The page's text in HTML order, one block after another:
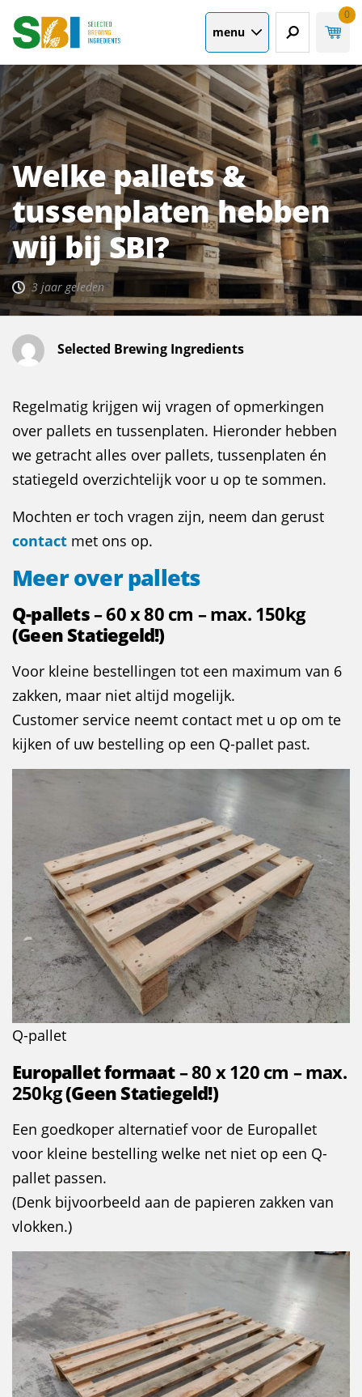
menu
0
Welke pallets &
tussenplaten hebben
wij bij SBI?
3 jaar geleden
Selected Brewing Ingredients
Regelmatig krijgen wij vragen of opmerkingen
over pallets en tussenplaten. Hieronder hebben
we getracht alles over pallets, tussenplaten én
statiegeld overzichtelijk voor u op te sommen.
Mochten er toch vragen zijn, neem dan gerust
contact met ons op.
Meer over pallets
Q-pallets– 60 x 80 cm – max. 150kg
(Geen Statiegeld!)
Voor kleine bestellingen tot een maximum van 6
zakken, maar niet altijd mogelijk.
Customer service neemt contact met u op om te
kijken of uw bestelling op een Q-pallet past.
Q-pallet
Europallet formaat– 80 x 120 cm – max.
250kg(Geen Statiegeld!)
Een goedkoper alternatief voor de Europallet
voor kleine bestelling welke net niet op een Q-
pallet passen.
(Denk bijvoorbeeld aan de papieren zakken van
vlokken.)